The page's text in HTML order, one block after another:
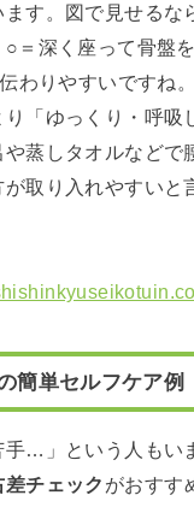
す。図で見せるな
＝深く座って骨盤
わりやすいですね
「ゆっくり・呼吸
蒸しタオルなどで
取り入れやすいと
簡単セルフケア例
手…」という人もい
差チェック がおすす